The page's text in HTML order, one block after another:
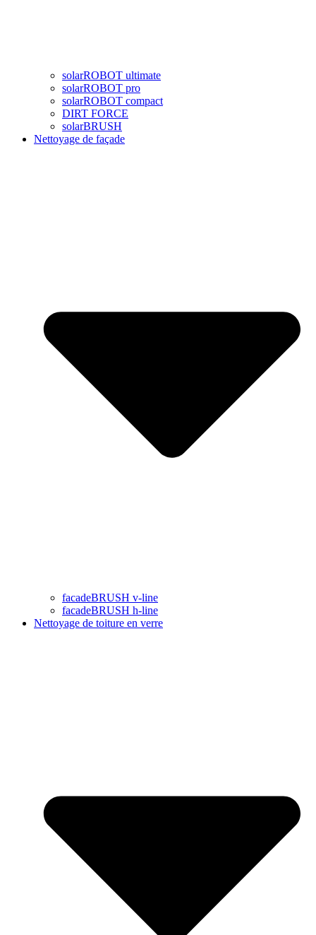
solarROBOT ultimate
solarROBOT pro
solarROBOT compact
DIRT FORCE
solarBRUSH
Nettoyage de façade
facadeBRUSH v-line
facadeBRUSH h-line
Nettoyage de toiture en verre